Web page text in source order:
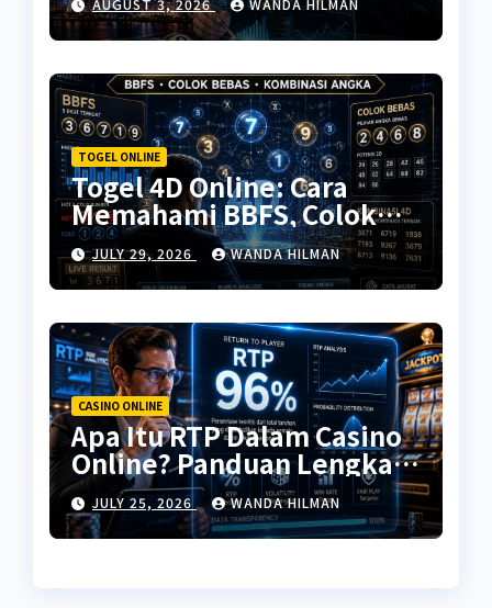
TOGEL ONLINE
Togel 4D Online: Cara
Memahami BBFS, Colok
Bebas, Kombinasi Angka
JULY 29, 2026 WANDA HILMAN
CASINO ONLINE
Apa Itu RTP Dalam Casino
Online? Panduan Lengkap
Pemula
JULY 25, 2026 WANDA HILMAN